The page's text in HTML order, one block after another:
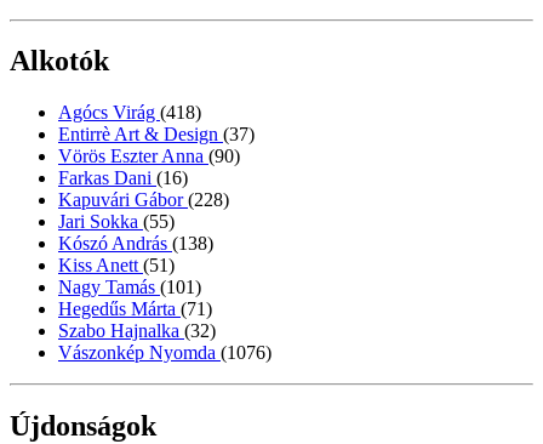
Alkotók
Agócs Virág (418)
Entirrè Art & Design (37)
Vörös Eszter Anna (90)
Farkas Dani (16)
Kapuvári Gábor(228)
Jari Sokka (55)
Kószó András (138)
Kiss Anett (51)
Nagy Tamás (101)
Hegedűs Márta (71)
Szabo Hajnalka (32)
Vászonkép Nyomda (1076)
Újdonságok